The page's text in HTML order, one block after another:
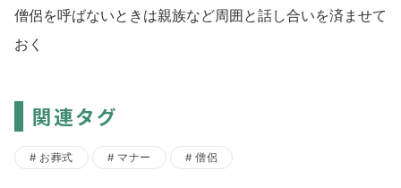
僧侶を呼ばないときは親族など周囲と話し合いを済ませて
おく
関連タグ
お葬式 マナー 僧侶